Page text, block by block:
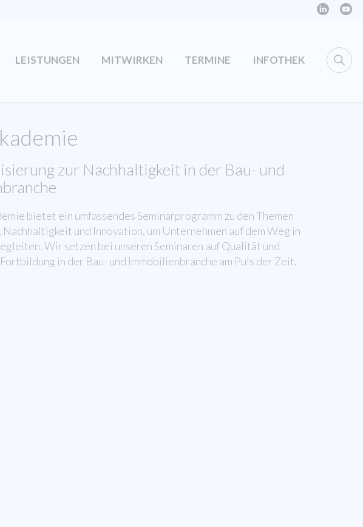
LEISTUNGEN MITWIRKEN TERMINE INFOTHEK
zur Nachhaltigkeit in der Bau- und
bietet ein umfassendes Seminarprogramm zu den Themen
und Innovation, um Unternehmen auf dem Weg in
Wir setzen bei unseren Seminaren auf Qualität und
in der Bau- und Immobilienbranche am Puls der Zeit.